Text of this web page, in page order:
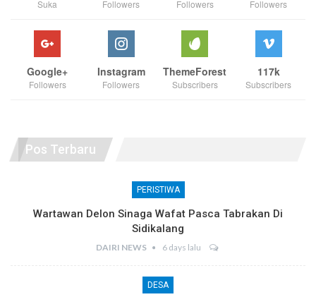
Suka Followers Followers Followers
Google+
Followers
Instagram
Followers
ThemeForest
Subscribers
117k
Subscribers
Pos Terbaru
PERISTIWA
Wartawan Delon Sinaga Wafat Pasca Tabrakan Di
Sidikalang
DAIRI NEWS 6 days lalu
DESA